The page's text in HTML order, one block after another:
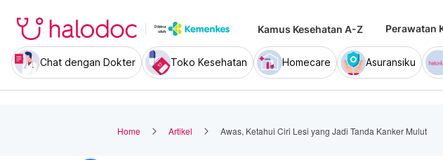
Kamus Kesehatan A-Z Perawatan
Chat dengan Dokter Toko Kesehatan Homecare Asuransiku
Home Artikel Awas, Ketahui Ciri Lesi yang Jadi Tanda Kanker Mulut